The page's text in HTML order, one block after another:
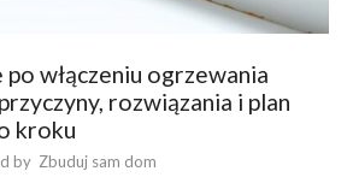
włączeniu ogrzewania
rozwiązania i plan
kroku
by Zbuduj sam dom